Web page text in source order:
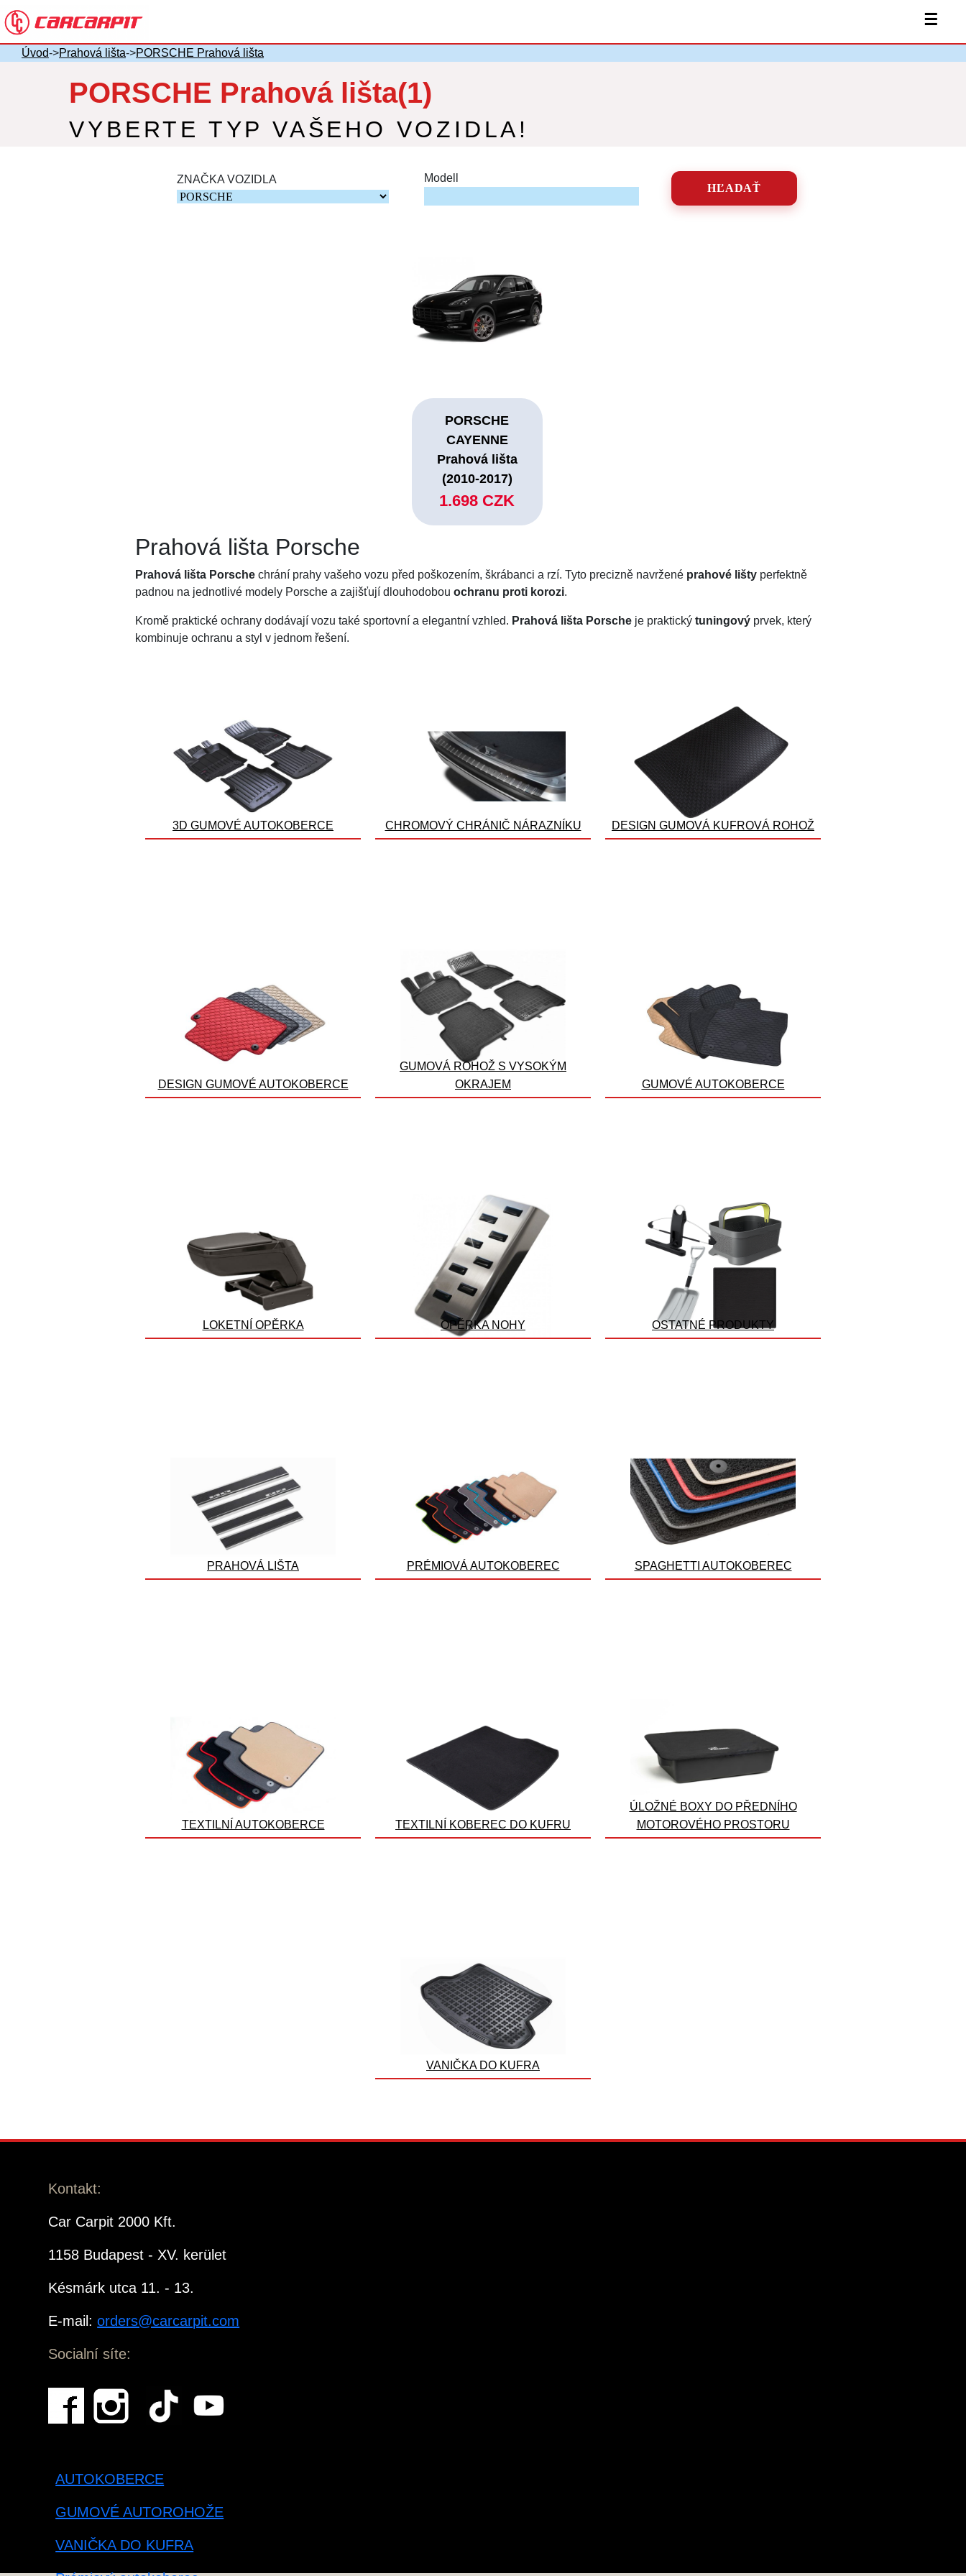
☰
Úvod->Prahová lišta->PORSCHE Prahová lišta
PORSCHE Prahová lišta(1)
VYBERTE TYP VAŠEHO VOZIDLA!
ZNAČKA VOZIDLA
Modell
HĽADAŤ
PORSCHE
CAYENNE
Prahová lišta
(2010-2017)
1.698 CZK
Prahová lišta Porsche
Prahová lišta Porsche chrání prahy vašeho vozu před poškozením, škrábanci a rzí. Tyto precizně navržené prahové lišty perfektně
padnou na jednotlivé modely Porsche a zajišťují dlouhodobouochranu proti korozi.
Kromě praktické ochrany dodávají vozu také sportovní a elegantní vzhled. Prahová lišta Porsche je praktickýtuningový prvek, který
kombinuje ochranu a styl v jednom řešení.
3D GUMOVÉ AUTOKOBERCE CHROMOVÝ CHRÁNIČ NÁRAZNÍKU DESIGN GUMOVÁ KUFROVÁ ROHOŽ
DESIGN GUMOVÉ AUTOKOBERCE
GUMOVÁ ROHOŽ S VYSOKÝM
OKRAJEM
GUMOVÉ AUTOKOBERCE
LOKETNÍ OPĚRKA OPĚRKA NOHY OSTATNÉ PRODUKTY
PRAHOVÁ LIŠTA PRÉMIOVÁ AUTOKOBEREC SPAGHETTI AUTOKOBEREC
TEXTILNÍ AUTOKOBERCE TEXTILNÍ KOBEREC DO KUFRU
ÚLOŽNÉ BOXY DO PŘEDNÍHO
MOTOROVÉHO PROSTORU
VANIČKA DO KUFRA
Kontakt:
Car Carpit 2000 Kft.
1158 Budapest - XV. kerület
Késmárk utca 11. - 13.
E-mail:orders@carcarpit.com
Socialní síte:
AUTOKOBERCE
GUMOVÉ AUTOROHOŽE
VANIČKA DO KUFRA